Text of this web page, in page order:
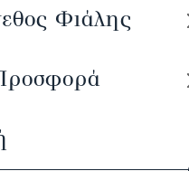
Φιάλης